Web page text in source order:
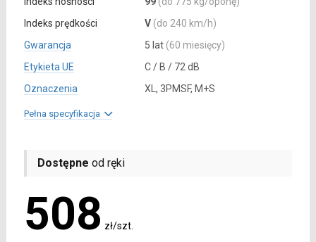
Indeks prędkości
V (do 240 km/h)
Gwarancja
5 lat (60 miesięcy)
Etykieta UE
C / B / 72 dB
Oznaczenia
XL, 3PMSF, M+S
Pełna specyfikacja
Dostępne od ręki
508 zł/szt.